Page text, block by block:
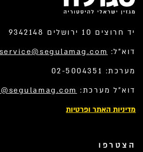
יד חרוצים 10 ירושלים 9342148
דוא”ל: service@segulamag.com
מערכת: 02-5004351
דוא”ל מערכת:
מדיניות האתר ופרטיות
הצטרפו